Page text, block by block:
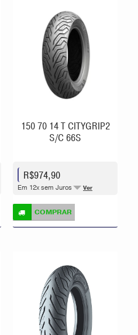
150 70 14 T CITYGRIP2
S/C 66S
R$974,90
Em 12x sem Juros Ver
COMPRAR